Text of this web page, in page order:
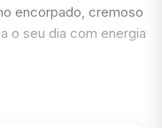
encorpado, cremoso
o seu dia com energia